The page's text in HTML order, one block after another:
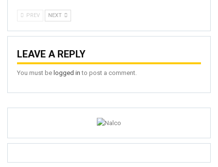
PREV NEXT
LEAVE A REPLY
You must be logged in to post a comment.